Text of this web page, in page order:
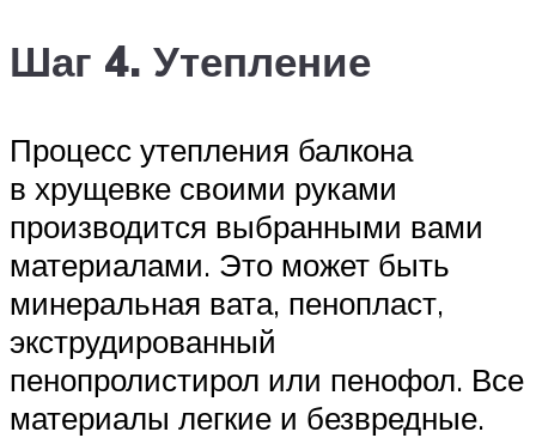
Шаг 4. Утепление
Процесс утепления балкона
в хрущевке своими руками
производится выбранными вами
материалами. Это может быть
минеральная вата, пенопласт,
экструдированный
пенопролистирол или пенофол. Все
материалы легкие и безвредные.